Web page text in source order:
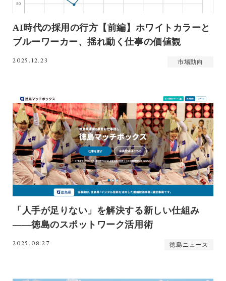
AI時代の採用の行方【前編】ホワイトカラーと
ブルーワーカー、揺れ動く仕事の価値観
2025.12.23 市場動向
「人手が足りない」を解決する新しい仕組み
――徳島のスポットワーク活用術
2025.08.27 徳島ニュース